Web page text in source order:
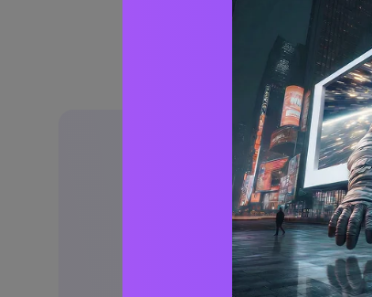
Perché